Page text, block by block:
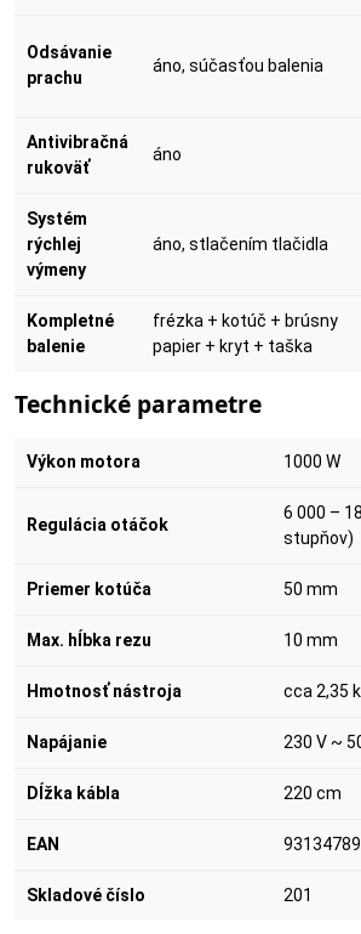
Odsávanie
prachu
áno, súčasťou balenia
Antivibračná
rukoväť
áno
Systém
rýchlej
výmeny
áno, stlačením tlačidla
Kompletné
balenie
frézka + kotúč + brúsny
papier + kryt + taška
Technické parametre
Výkon motora 1000 W
Regulácia otáčok
6 000 –
stupňov)
Priemer kotúča 50 mm
Max. hĺbka rezu 10 mm
Hmotnosť nástroja cca 2,35
Napájanie 230 V ~
Dĺžka kábla 220 cm
EAN
Skladové číslo 201